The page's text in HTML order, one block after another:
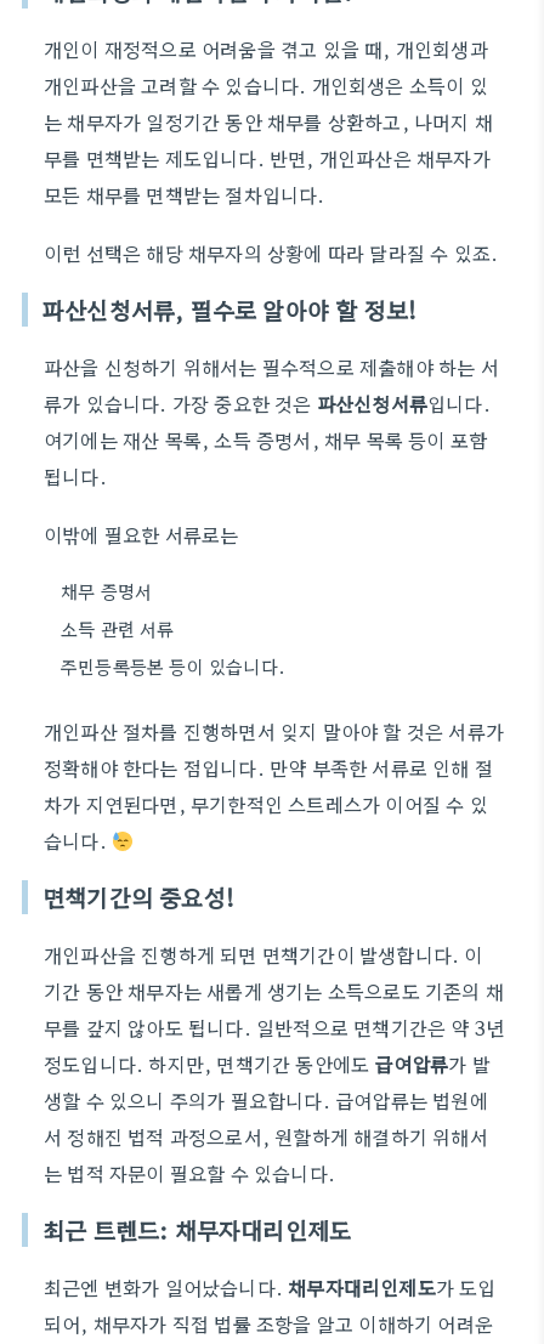
개인이 재정적으로 어려움을 겪고 있을 때, 개인회생과
개인파산을 고려할 수 있습니다. 개인회생은 소득이 있
는 채무자가 일정기간 동안 채무를 상환하고, 나머지 채
무를 면책받는 제도입니다. 반면, 개인파산은 채무자가
모든 채무를 면책받는 절차입니다.
이런 선택은 해당 채무자의 상황에 따라 달라질 수 있죠.
파산신청서류, 필수로 알아야 할 정보!
파산을 신청하기 위해서는 필수적으로 제출해야 하는 서
류가 있습니다. 가장 중요한 것은 파산신청서류입니다.
여기에는 재산 목록, 소득 증명서, 채무 목록 등이 포함
됩니다.
이밖에 필요한 서류로는
채무 증명서
소득 관련 서류
주민등록등본 등이 있습니다.
개인파산 절차를 진행하면서 잊지 말아야 할 것은 서류가
정확해야 한다는 점입니다. 만약 부족한 서류로 인해 절
차가 지연된다면, 무기한적인 스트레스가 이어질 수 있
습니다.
면책기간의 중요성!
개인파산을 진행하게 되면 면책기간이 발생합니다. 이
기간 동안 채무자는 새롭게 생기는 소득으로도 기존의 채
무를 갚지 않아도 됩니다. 일반적으로 면책기간은 약 3년
정도입니다. 하지만, 면책기간 동안에도 급여압류가 발
생할 수 있으니 주의가 필요합니다. 급여압류는 법원에
서 정해진 법적 과정으로서, 원할하게 해결하기 위해서
는 법적 자문이 필요할 수 있습니다.
최근 트렌드: 채무자대리인제도
최근엔 변화가 일어났습니다.채무자대리인제도가 도입
되어, 채무자가 직접 법률 조항을 알고 이해하기 어려운